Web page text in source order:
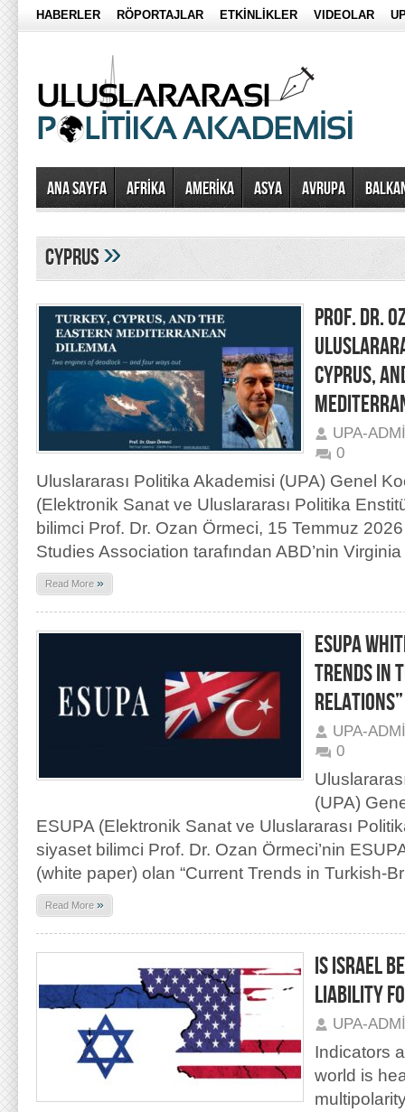
HABERLER RÖPORTAJLAR ETKİNLİKLER VIDEOLAR
Ana Sayfa AFRİKA AMERİKA ASYA AVRUPA
CYPRUS»
PROF. DR.
CYPRUS,
UPA-
0
Uluslararası Politika Akademisi (UPA) Genel
(Elektronik Sanat ve Uluslararası Politika
bilimci Prof. Dr. Ozan Örmeci, 15 Temmuz
Studies Association tarafından ABD’nin
Read More »
ESUPA
TRENDS IN
RELATIONS”
UPA-
0
(UPA)
ESUPA (Elektronik Sanat ve Uluslararası
siyaset bilimci Prof. Dr. Ozan Örmeci’nin
(white paper) olan “Current Trends in Turkish-
Read More »
IS ISRAEL
LIABILITY
UPA-
Indicators
world is